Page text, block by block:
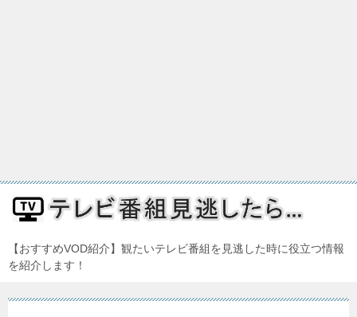
【おすすめVOD紹介】観たいテレビ番組を見逃した時に役立つ情報
を紹介します！